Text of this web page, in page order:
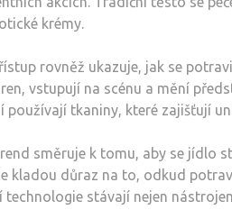
krémy.
rovněž ukazuje, jak se
vstupují na scénu a mění
používají tkaniny, které zajišťují
směruje k tomu, aby se jídlo
kladou důraz na to, odkud
technologie stávají nejen